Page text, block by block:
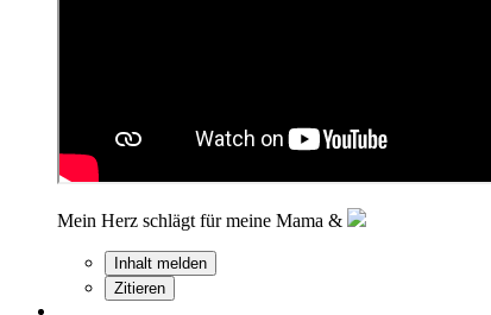
Mein Herz schlägt für meine Mama &
Inhalt melden
Zitieren